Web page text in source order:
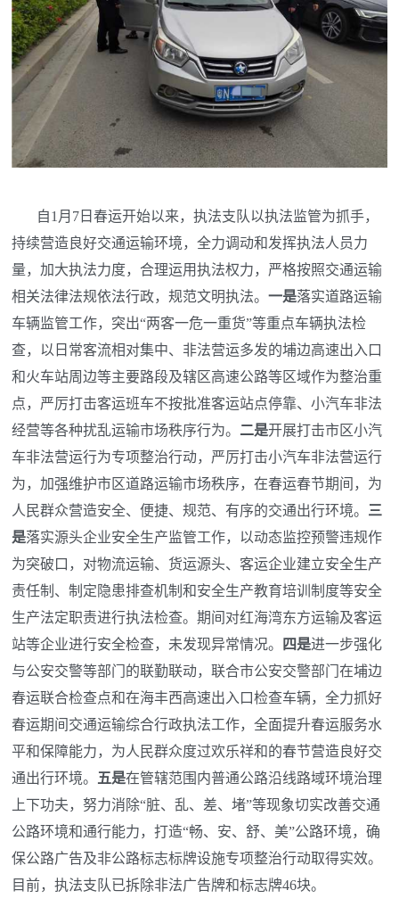
自1月7日春运开始以来，执法支队以执法监管为抓手，
持续营造良好交通运输环境，全力调动和发挥执法人员力
量，加大执法力度，合理运用执法权力，严格按照交通运输
相关法律法规依法行政，规范文明执法。一是落实道路运输
车辆监管工作，突出“两客一危一重货”等重点车辆执法检
查，以日常客流相对集中、非法营运多发的埔边高速出入口
和火车站周边等主要路段及辖区高速公路等区域作为整治重
点，严厉打击客运班车不按批准客运站点停靠、小汽车非法
经营等各种扰乱运输市场秩序行为。 二是开展打击市区小汽
车非法营运行为专项整治行动，严厉打击小汽车非法营运行
为，加强维护市区道路运输市场秩序，在春运春节期间，为
人民群众营造安全、便捷、规范、有序的交通出行环境。 三
是落实源头企业安全生产监管工作，以动态监控预警违规作
为突破口，对物流运输、货运源头、客运企业建立安全生产
责任制、制定隐患排查机制和安全生产教育培训制度等安全
生产法定职责进行执法检查。期间对红海湾东方运输及客运
站等企业进行安全检查，未发现异常情况。
四是进一步强化
与公安交警等部门的联勤联动，联合市公安交警部门在埔边
春运联合检查点和在海丰西高速出入口检查车辆，全力抓好
春运期间交通运输综合行政执法工作，全面提升春运服务水
平和保障能力，为人民群众度过欢乐祥和的春节营造良好交
通出行环境。 五是在管辖范围内普通公路沿线路域环境治理
上下功夫，努力消除“脏、乱、差、堵”等现象切实改善交通
公路环境和通行能力，打造“畅、安、舒、美”公路环境，确
保公路广告及非公路标志标牌设施专项整治行动取得实效。
目前，执法支队已拆除非法广告牌和标志牌46块。